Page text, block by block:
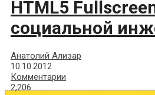
HTML5
социальной
Анатолий Ализар
10.10.2012
Комментарии
2,206